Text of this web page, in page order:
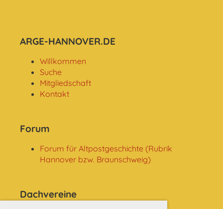
ARGE-HANNOVER.DE
Willkommen
Suche
Mitgliedschaft
Kontakt
Forum
Forum für Altpostgeschichte (Rubrik
Hannover bzw. Braunschweig)
Dachvereine